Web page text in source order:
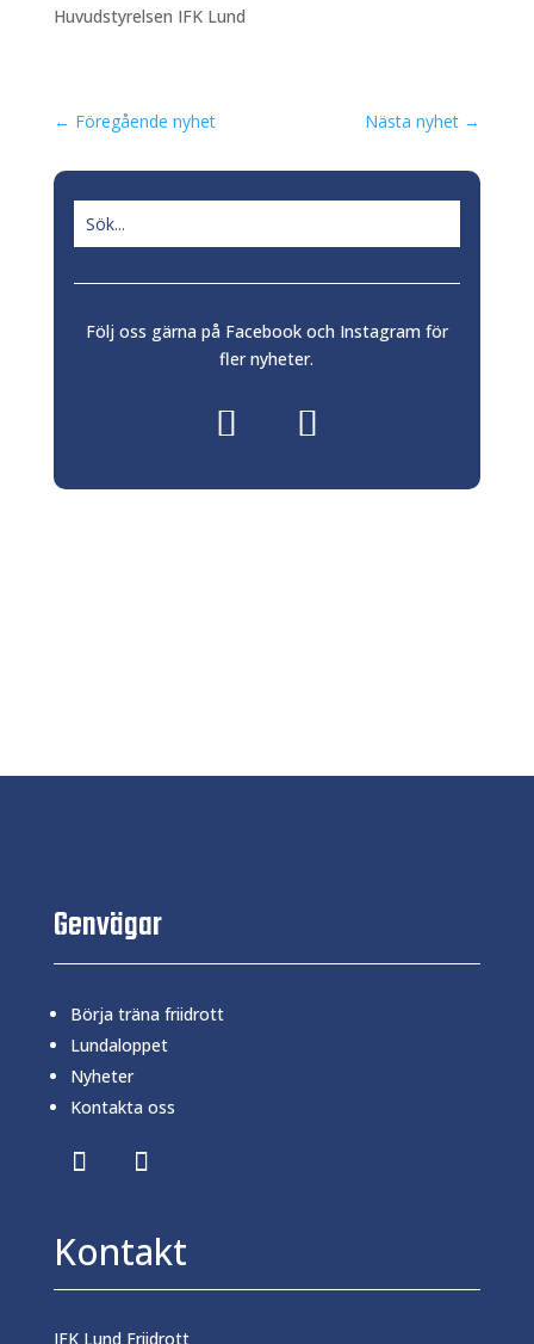
Huvudstyrelsen IFK Lund
← Föregående nyhet Nästa nyhet →
Följ oss gärna på Facebook och Instagram för
fler nyheter.
Genvägar
Börja träna friidrott
Lundaloppet
Nyheter
Kontakta oss
Kontakt
IFK Lund Friidrott